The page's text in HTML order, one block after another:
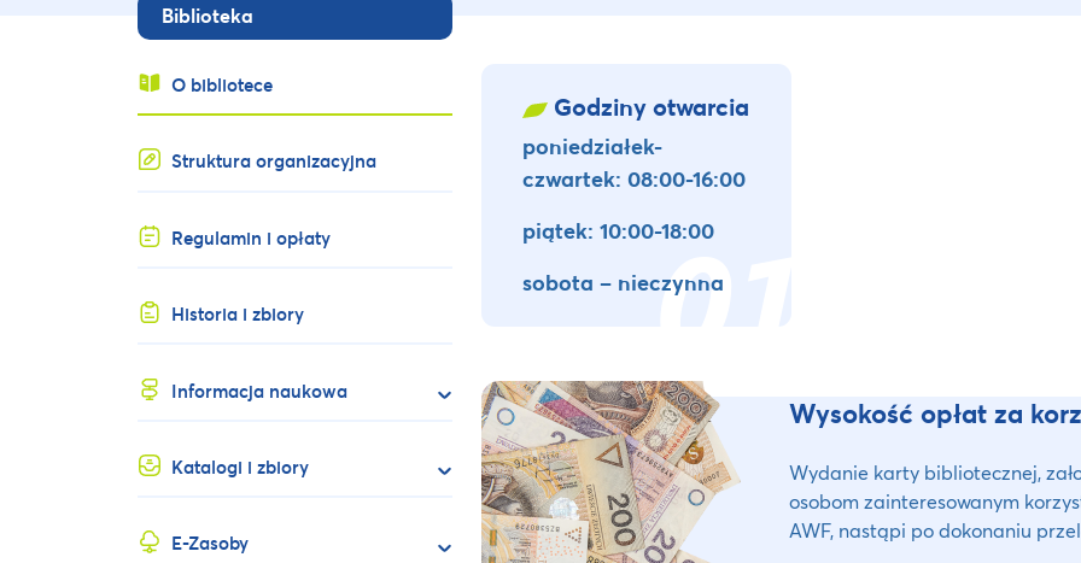
Biblioteka
O bibliotece
Struktura organizacyjna
Regulamin i opłaty
Historia i zbiory
Informacja naukowa
Katalogi i zbiory
E-Zasoby
Godziny otwarcia
poniedziałek-
czwartek: 08:00-16:00
piątek: 10:00-18:00
sobota – nieczynna
Wysokość opłat za
Wydanie karty bibliotecznej,
osobom zainteresowanym
AWF, nastąpi po dokonaniu